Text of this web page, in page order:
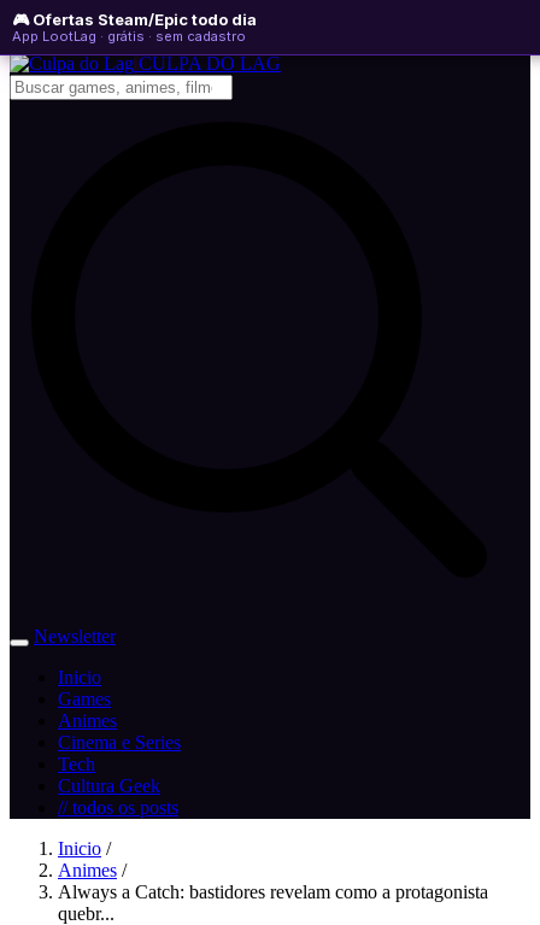
🎮 Ofertas Steam/Epic todo dia
App LootLag · grátis · sem cadastro
quinta-feira, 06 de agosto de 2026
Newsletter
CULPA DO LAG
Newsletter
Inicio
Games
Animes
Cinema e Series
Tech
Cultura Geek
// todos os posts
Inicio /
Animes /
Always a Catch: bastidores revelam como a protagonista
quebr...